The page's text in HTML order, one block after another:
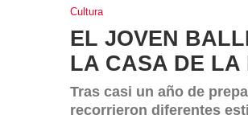
Cultura
EL JOVEN
LA CASA DE LA
Tras casi un año de
recorrieron diferentes